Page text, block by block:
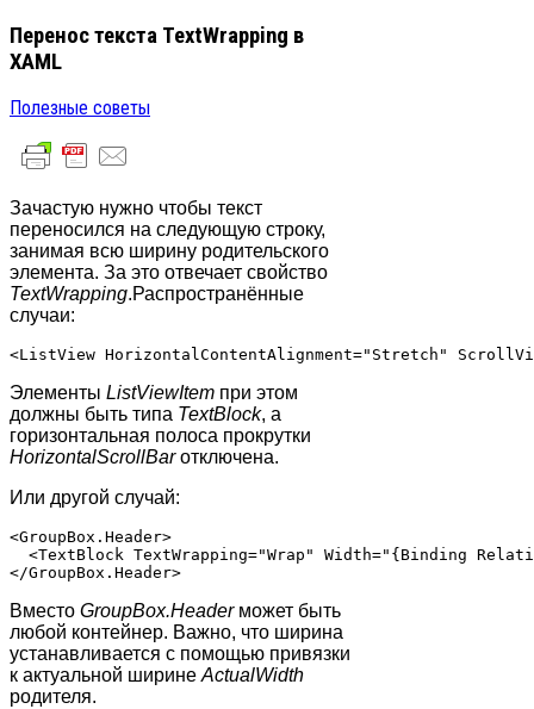
Перенос текста TextWrapping в
XAML
Полезные советы
Зачастую нужно чтобы текст
переносился на следующую строку,
занимая всю ширину родительского
элемента. За это отвечает свойство
TextWrapping.Распространённые
случаи:
Элементы ListViewItem при этом
должны быть типа TextBlock, а
горизонтальная полоса прокрутки
HorizontalScrollBarотключена.
Или другой случай:
<GroupBox.Header>
<TextBlock TextWrapping="Wrap" Width="{Binding
Вместо GroupBox.Headerможет быть
любой контейнер. Важно, что ширина
устанавливается с помощью привязки
к актуальной ширинеActualWidth
родителя.